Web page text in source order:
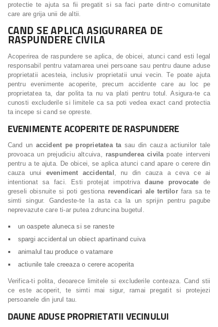
protectie te ajuta sa fii pregatit si sa faci parte dintr-o comunitate
care are grija unii de altii.
CAND SE APLICA ASIGURAREA DE
RASPUNDERE CIVILA
Acoperirea de raspundere se aplica, de obicei, atunci cand esti legal
responsabil pentru vatamarea unei persoane sau pentru daune aduse
proprietatii acesteia, inclusiv proprietatii unui vecin. Te poate ajuta
pentru evenimente acoperite, precum accidente care au loc pe
proprietatea ta, dar polita ta nu va plati pentru totul. Asigura-te ca
cunosti excluderile si limitele ca sa poti vedea exact cand protectia
ta incepe si cand se opreste.
EVENIMENTE ACOPERITE DE RASPUNDERE
Cand un accident pe proprietatea tasau din cauza actiunilor tale
provoaca un prejudiciu altcuiva, raspunderea civilapoate interveni
pentru a te ajuta. De obicei, se aplica atunci cand apare o cerere din
cauza unui eveniment accidental , nu din cauza a ceva ce ai
intentionat sa faci. Esti protejat impotrivadaune provocate de
greseli obisnuite si poti gestiona revendicari ale tertilorfara sa te
simti singur. Gandeste-te la asta ca la un sprijin pentru pagube
neprevazute care ti-ar putea zdruncina bugetul.
un oaspete aluneca si se raneste
spargi accidental un obiect apartinand cuiva
animalul tau produce o vatamare
actiunile tale creeaza o cerere acoperita
Verifica-ti polita, deoarece limitele si excluderile conteaza. Cand stii
ce este acoperit, te simti mai sigur, ramai pregatit si protejezi
persoanele din jurul tau.
DAUNE ADUSE PROPRIETATII VECINULUI